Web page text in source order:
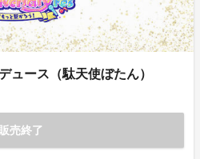
ュース（駄天使ぼたん）
販売終了